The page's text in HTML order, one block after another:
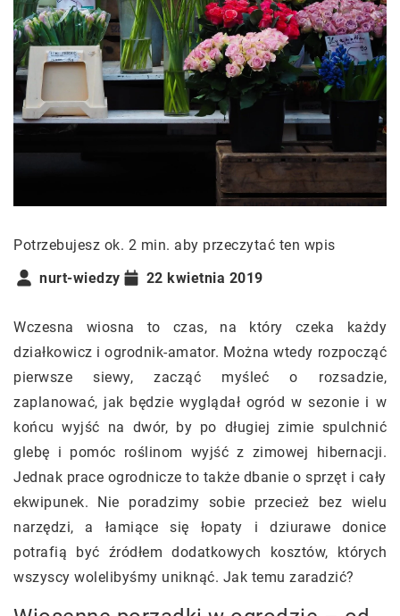
Potrzebujesz ok. 2 min. aby przeczytać ten wpis
nurt-wiedzy
22 kwietnia 2019
Wczesna wiosna to czas, na który czeka każdy
działkowicz i ogrodnik-amator. Można wtedy rozpocząć
pierwsze siewy, zacząć myśleć o rozsadzie,
zaplanować, jak będzie wyglądał ogród w sezonie i w
końcu wyjść na dwór, by po długiej zimie spulchnić
glebę i pomóc roślinom wyjść z zimowej hibernacji.
Jednak prace ogrodnicze to także dbanie o sprzęt i cały
ekwipunek. Nie poradzimy sobie przecież bez wielu
narzędzi, a łamiące się łopaty i dziurawe donice
potrafią być źródłem dodatkowych kosztów, których
wszyscy wolelibyśmy uniknąć. Jak temu zaradzić?